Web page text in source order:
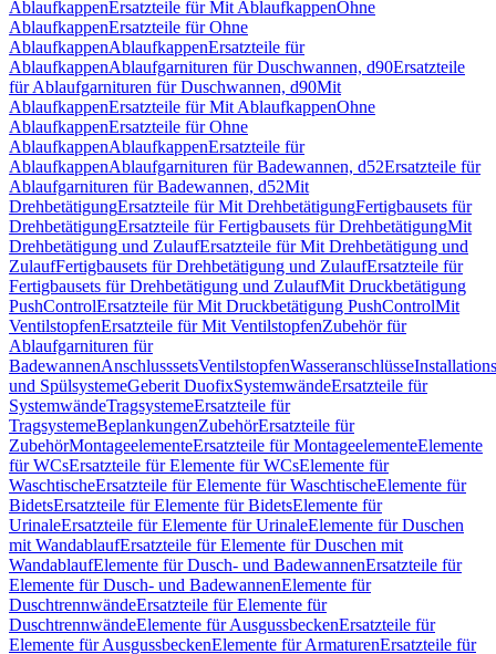
AblaufkappenErsatzteile für Mit AblaufkappenOhne
AblaufkappenErsatzteile für Ohne
AblaufkappenAblaufkappenErsatzteile für
AblaufkappenAblaufgarnituren für Duschwannen, d90Ersatzteile
für Ablaufgarnituren für Duschwannen, d90Mit
AblaufkappenErsatzteile für Mit AblaufkappenOhne
AblaufkappenErsatzteile für Ohne
AblaufkappenAblaufkappenErsatzteile für
AblaufkappenAblaufgarnituren für Badewannen, d52Ersatzteile für
Ablaufgarnituren für Badewannen, d52Mit
DrehbetätigungErsatzteile für Mit DrehbetätigungFertigbausets für
DrehbetätigungErsatzteile für Fertigbausets für DrehbetätigungMit
Drehbetätigung und ZulaufErsatzteile für Mit Drehbetätigung und
ZulaufFertigbausets für Drehbetätigung und ZulaufErsatzteile für
Fertigbausets für Drehbetätigung und ZulaufMit Druckbetätigung
PushControlErsatzteile für Mit Druckbetätigung PushControlMit
VentilstopfenErsatzteile für Mit VentilstopfenZubehör für
Ablaufgarnituren für
BadewannenAnschlusssetsVentilstopfenWasseranschlüsse
und SpülsystemeGeberit DuofixSystemwändeErsatzteile für
SystemwändeTragsystemeErsatzteile für
TragsystemeBeplankungenZubehörErsatzteile für
ZubehörMontageelementeErsatzteile für MontageelementeElemente
für WCsErsatzteile für Elemente für WCsElemente für
WaschtischeErsatzteile für Elemente für WaschtischeElemente für
BidetsErsatzteile für Elemente für BidetsElemente für
UrinaleErsatzteile für Elemente für UrinaleElemente für Duschen
mit WandablaufErsatzteile für Elemente für Duschen mit
WandablaufElemente für Dusch- und BadewannenErsatzteile für
Elemente für Dusch- und BadewannenElemente für
DuschtrennwändeErsatzteile für Elemente für
DuschtrennwändeElemente für AusgussbeckenErsatzteile für
Elemente für AusgussbeckenElemente für ArmaturenErsatzteile für